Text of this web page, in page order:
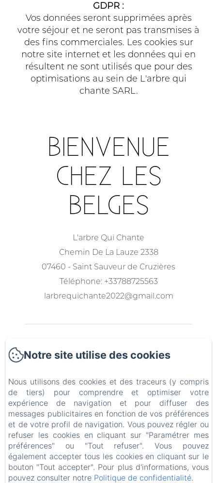
GDPR :
Vos données seront supprimées après
votre séjour et ne seront pas transmises à
des fins commerciales. Les cookies sur
notre site internet et les données qui en
résultent ne sont utilisés que pour des
optimisations au sein de L'arbre qui
chante SARL.
BIENVENUE
CHEZ LES
BELGES
L'arbre Qui Chante
Chemin De La Lauze 2338
07460 - Saint Sauveur de Cruzières
Téléphone: +33788725563
larbrequichante2022@gmail.com
A table
Le jardin et la piscine
Contact
FR NL
Notre site utilise des cookies
Nous utilisons des cookies et des traceurs (y compris
de tiers) pour comprendre et optimiser votre
expérience de navigation et pour diffuser des
messages publicitaires en fonction de vos préférences
et de votre profil de navigation. Vous pouvez régler ou
refuser les cookies en cliquant sur "Paramétrer mes
préférences" ou "Tout refuser". Vous pouvez
également accepter tous les cookies en cliquant sur le
bouton "Tout accepter". Pour plus d'informations, vous
pouvez consulter notre Politique de confidentialité.